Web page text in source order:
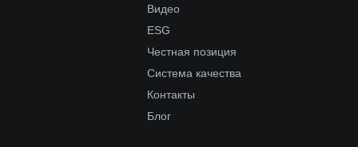
Видео
ESG
Честная позиция
Система качества
Контакты
Блог